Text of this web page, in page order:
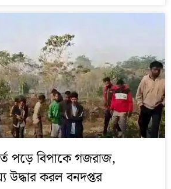
পড়ে বিপাকে গজরাজ,
উদ্ধার করল বনদপ্তর